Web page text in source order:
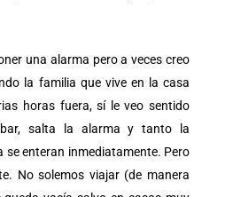
una alarma pero a veces creo
la familia que vive en la casa
horas fuera, sí le veo sentido
salta la alarma y tanto la
se enteran inmediatamente. Pero
No solemos viajar (de manera